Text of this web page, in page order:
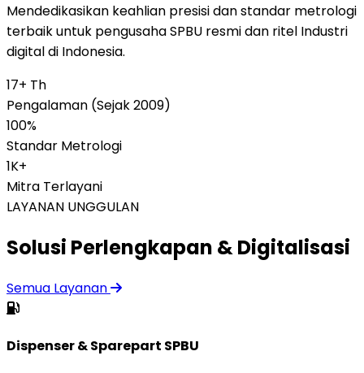
Mendedikasikan keahlian presisi dan standar metrologi
terbaik untuk pengusaha SPBU resmi dan ritel Industri
digital di Indonesia.
17+ Th
Pengalaman (Sejak 2009)
100%
Standar Metrologi
1K+
Mitra Terlayani
LAYANAN UNGGULAN
Solusi Perlengkapan & Digitalisasi
Semua Layanan
Dispenser & Sparepart SPBU